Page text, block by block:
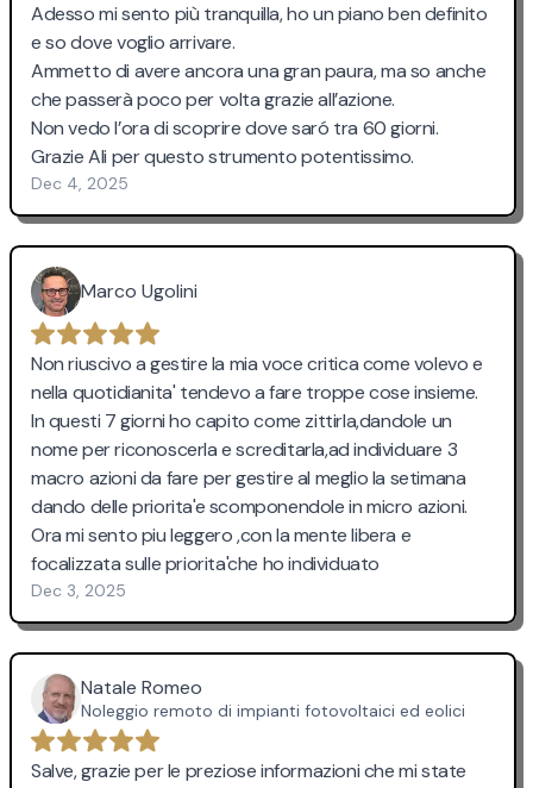
Adesso mi sento più tranquilla, ho un piano ben definito
e so dove voglio arrivare.
Ammetto di avere ancora una gran paura, ma so anche
che passerà poco per volta grazie all’azione.
Non vedo l’ora di scoprire dove saró tra 60 giorni.
Grazie Ali per questo strumento potentissimo.
Dec 4, 2025
Marco Ugolini
Non riuscivo a gestire la mia voce critica come volevo e
nella quotidianita' tendevo a fare troppe cose insieme.
In questi 7 giorni ho capito come zittirla,dandole un
nome per riconoscerla e screditarla,ad individuare 3
macro azioni da fare per gestire al meglio la setimana
dando delle priorita'e scomponendole in micro azioni.
Ora mi sento piu leggero ,con la mente libera e
focalizzata sulle priorita'che ho individuato
Dec 3, 2025
Natale Romeo
Noleggio remoto di impianti fotovoltaici ed eolici
Salve, grazie per le preziose informazioni che mi state